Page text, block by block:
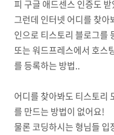
피 구글 애드센스 인증도
그런데 인터넷 어디를 찾
인으로 티스토리 블로그를
또는 워드프레스에서 호스
를 등록하는 방법..
어디를 찾아봐도 티스토리
를 만드는 방법이 없어요!
물론 코딩하시는 형님들